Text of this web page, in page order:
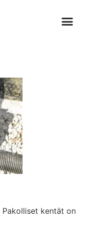
Pakolliset kentät on